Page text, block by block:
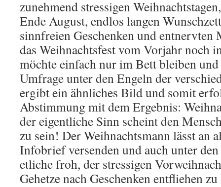
zunehmend stressigen
Ende August, endlos langen
sinnfreien Geschenken und entnervten
das Weihnachtsfest vom Vorjahr noch
möchte einfach nur im Bett bleiben und
Umfrage unter den Engeln der
ergibt ein ähnliches Bild und somit
Abstimmung mit dem Ergebnis:
der eigentliche Sinn scheint den
zu sein! Der Weihnachtsmann lässt an
Infobrief versenden und auch unter
etliche froh, der stressigen
Gehetze nach Geschenken entfliehen